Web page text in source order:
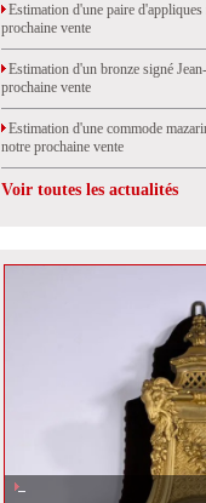
Estimation d'une paire d'appliques
prochaine vente
Estimation d'un bronze signé
prochaine vente
Estimation d'une commode
notre prochaine vente
Voir toutes les actualités